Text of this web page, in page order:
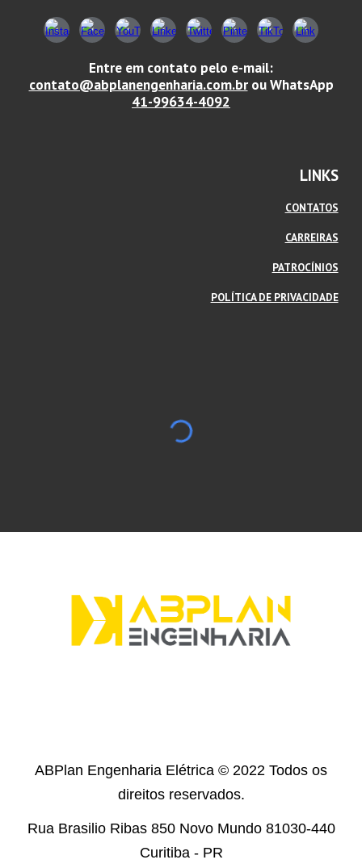
Entre em contato pelo e-mail:
contato@abplanengenharia.com.brou WhatsApp
41-99634-4092
LINKS
CONTATOS
CARREIRAS
PATROCÍNIOS
POLÍTICA DE PRIVACIDADE
ABPlan Engenharia Elétrica © 2022 Todos os
direitos reservados.
Rua Brasilio Ribas 850 Novo Mundo 81030-440
Curitiba - PR